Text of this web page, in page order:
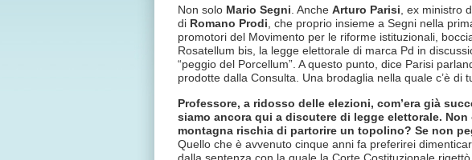
Non solo Mario Segni . Anche Arturo Parisi , ex ministro
di Romano Prodi , che proprio insieme a Segni nella
promotori del Movimento per le riforme istituzionali,
Rosatellum bis, la legge elettorale di marca Pd in
“peggio del Porcellum”. A questo punto, dice Parisi
prodotte dalla Consulta. Una brodaglia nella quale c’è di
Professore, a ridosso delle elezioni, com’era già
siamo ancora qui a discutere di legge elettorale.
montagna rischia di partorire un topolino? Se non
Quello che è avvenuto cinque anni fa preferirei